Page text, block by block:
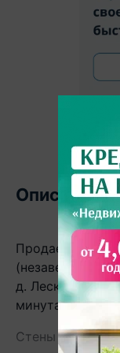
Описание
Продается
д. Лесковка.
минутах от
Стены из